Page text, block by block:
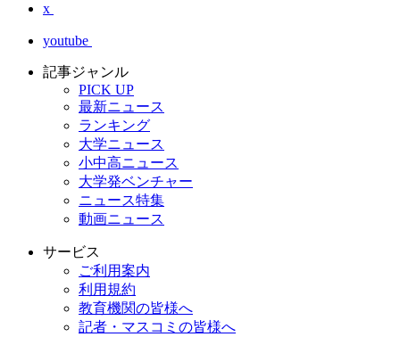
x
youtube
記事ジャンル
PICK UP
最新ニュース
ランキング
大学ニュース
小中高ニュース
大学発ベンチャー
ニュース特集
動画ニュース
サービス
ご利用案内
利用規約
教育機関の皆様へ
記者・マスコミの皆様へ